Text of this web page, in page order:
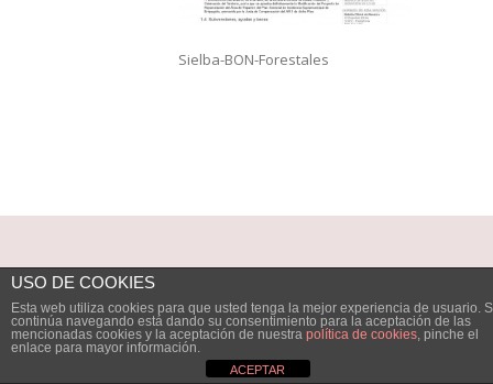
Sielba-BON-Forestales
USO DE COOKIES
Esta web utiliza cookies para que usted tenga la mejor experiencia de usuario.
continúa navegando está dando su consentimiento para la aceptación de las
mencionadas cookies y la aceptación de nuestra política de cookies, pinche el
enlace para mayor información.
ACEPTAR